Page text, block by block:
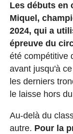
Les débuts en
Miquel,
2024, qui a
épreuve du
été compétitive
avant jusqu'à
les derniers
le laisse hors
Au-delà du
autre. Pour la